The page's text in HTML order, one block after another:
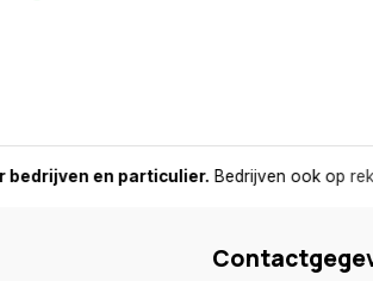
en particulier.Bedrijven ook op rekening